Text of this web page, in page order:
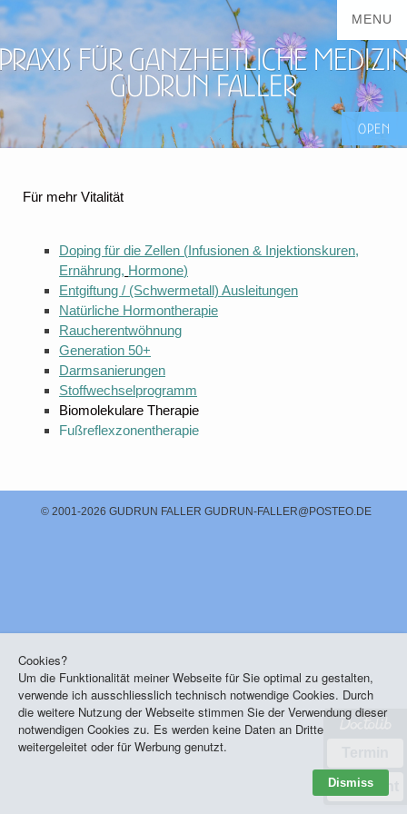
Nachricht
für ganzheitliche
Gudrun Faller
Für mehr Vitalität
Doping für die Zellen (Infusionen & Injektionskuren,
Ernährung, Hormone)
Entgiftung / (Schwermetall) Ausleitungen
Natürliche Hormontherapie
Raucherentwöhnung
Generation 50+
Darmsanierungen
Stoffwechselprogramm
Biomolekulare Therapie
Fußreflexzonentherapie
© 2001-2026 GUDRUN FALLER GUDRUN-FALLER@POSTEO.DE
Cookies?
Um die Funktionalität meiner Webseite für Sie optimal zu gestalten,
verwende ich ausschliesslich technisch notwendige Cookies. Durch
die weitere Nutzung der Webseite stimmen Sie der Verwendung dieser
notwendigen Cookies zu. Es werden keine Daten an Dritte
weitergeleitet oder für Werbung genutzt.
Dismiss